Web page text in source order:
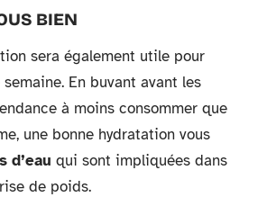
BIEN
sera également utile pour
En buvant avant les
à moins consommer que
une bonne hydratation vous
d’eau qui sont impliquées dans
de poids.